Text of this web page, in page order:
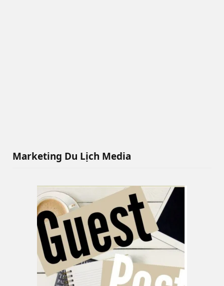
Marketing Du Lịch Media